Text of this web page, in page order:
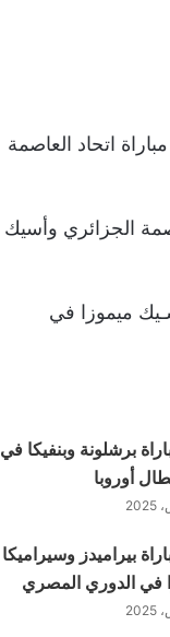
اتحاد العاصمة
الجزائري وأسيك
ميموزا في
برشلونة وبنفيكا في
أوروبا
بيراميدز وسيراميكا
في الدوري المصري